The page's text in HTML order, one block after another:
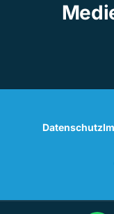
Datenschutz